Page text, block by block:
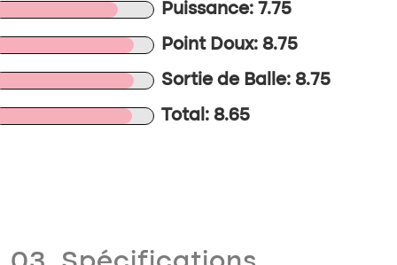
Puissance: 7.75
Point Doux: 8.75
Sortie de Balle: 8.75
Total: 8.65